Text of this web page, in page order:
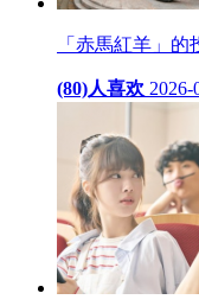
「赤馬紅羊」
(80)人喜欢 2026-